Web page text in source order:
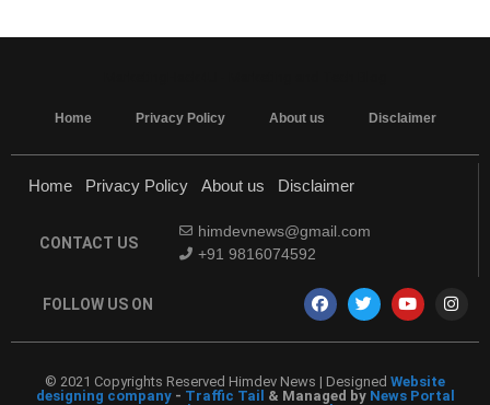
Home Privacy Policy About us Disclaimer
Home Privacy Policy About us Disclaimer
CONTACT US
himdevnews@gmail.com
+91 9816074592
FOLLOW US ON
© 2021 Copyrights Reserved Himdev News | Designed Website
designing company- Traffic Tail & Managed by News Portal